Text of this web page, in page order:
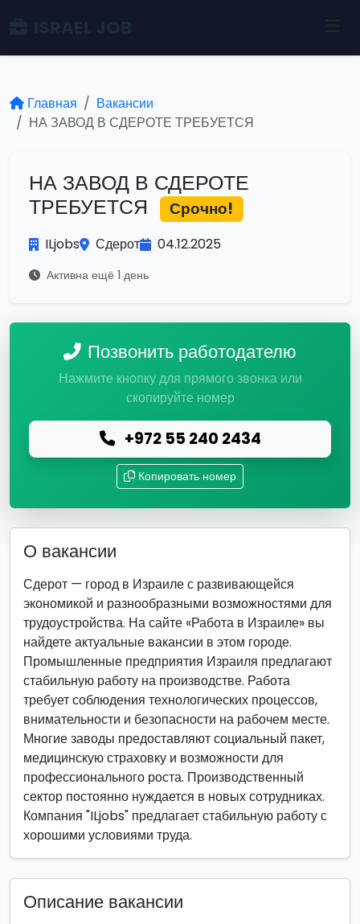
Главная
Вакансии
НА ЗАВОД В СДЕРОТЕ ТРЕБУЕТСЯ
НА ЗАВОД В СДЕРОТЕ
ТРЕБУЕТСЯ
Срочно!
ILjobs Сдерот 04.12.2025
Активна ещё 1 день
Позвонить работодателю
Нажмите кнопку для прямого звонка или
скопируйте номер
+972 55 240 2434
Копировать номер
О вакансии
Сдерот — город в Израиле с развивающейся
экономикой и разнообразными возможностями для
трудоустройства. На сайте «Работа в Израиле» вы
найдете актуальные вакансии в этом городе.
Промышленные предприятия Израиля предлагают
стабильную работу на производстве. Работа
требует соблюдения технологических процессов,
внимательности и безопасности на рабочем месте.
Многие заводы предоставляют социальный пакет,
медицинскую страховку и возможности для
профессионального роста. Производственный
сектор постоянно нуждается в новых сотрудниках.
Компания "ILjobs" предлагает стабильную работу с
хорошими условиями труда.
Описание вакансии